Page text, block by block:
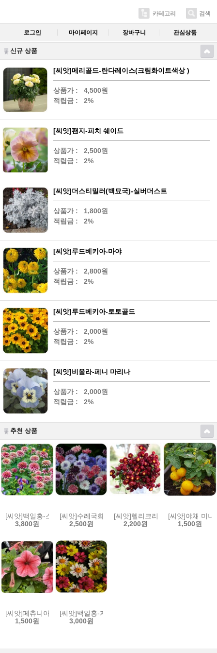
카테고리 검색
로그인 마이페이지 장바구니 관심상품
신규 상품
[씨앗]메리골드-란다레이스(크림화이트색상 )
상품가 :
4,500원
적립금 :
2%
[씨앗]팬지-피치 쉐이드
상품가 :
2,500원
적립금 :
2%
[씨앗]더스티밀러(백묘국)-실버더스트
상품가 :
1,800원
적립금 :
2%
[씨앗]루드베키아-마야
상품가 :
2,800원
적립금 :
2%
[씨앗]루드베키아-토토골드
상품가 :
2,000원
적립금 :
2%
[씨앗]비올라-페니 마리나
상품가 :
2,000원
적립금 :
2%
추천 상품
[씨앗]백일홍-스위즐 체리아이보리
3,800원
[씨앗]수레국화-클래식 아티스틱혼합
2,500원
[씨앗]헬리크리섬(종이꽃)-스칼렛
2,200원
[씨앗]야채 미니
1,500원
[씨앗]페츄니아-매드니스 스프링(싱글)
1,500원
[씨앗]백일홍-자하라 라즈베리 레모네이드
3,000원